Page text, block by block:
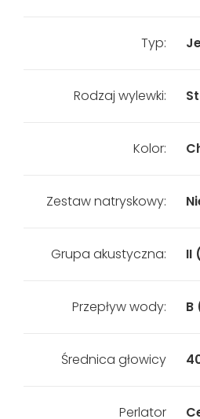
Typ:
Rodzaj wylewki:
Kolor:
Zestaw natryskowy:
Grupa akustyczna: II
Przepływ wody: B
Średnica głowicy
Perlator